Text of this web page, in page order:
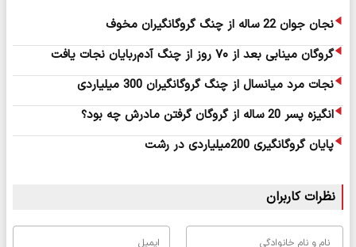
نجان جوان 22 ساله از چنگ گروگانگیران مخوف
گروگان مینابی بعد از ۷۰ روز از چنگ آدم‌ربایان نجات یافت
نجات مرد میانسال از چنگ گروگانگیران 300 میلیاردی
انگیزه پسر 20 ساله از گروگان گرفتن مادرش چه بود؟
پایان گروگانگیری 200میلیاردی در رشت
نظرات کاربران